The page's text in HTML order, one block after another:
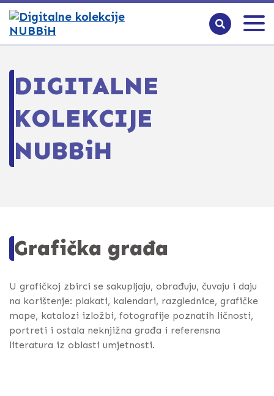
DIGITALNE
KOLEKCIJE
NUBBiH
Grafička građa
U grafičkoj zbirci se sakupljaju, obrađuju, čuvaju i daju
na korištenje: plakati, kalendari, razglednice, grafičke
mape, katalozi izložbi, fotografije poznatih ličnosti,
portreti i ostala neknjižna građa i referensna
literatura iz oblasti umjetnosti.